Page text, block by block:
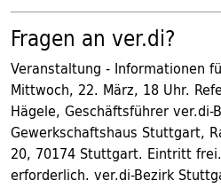
Fragen an ver.di?
Veranstaltung - Informationen
Mittwoch, 22. März, 18 Uhr.
Hägele, Geschäftsführer
Gewerkschaftshaus Stuttgart,
20, 70174 Stuttgart. Eintritt
erforderlich. ver.di-Bezirk